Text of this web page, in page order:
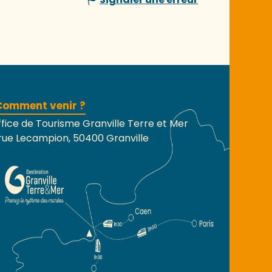
venir ?
de Tourisme Granville Terre et Mer
Lecampion, 50400 Granville